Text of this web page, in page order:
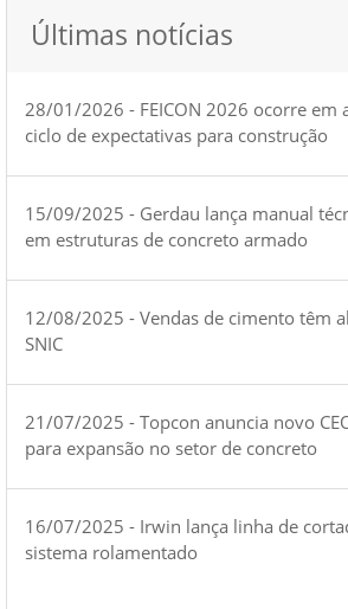
Últimas notícias
28/01/2026 - FEICON 2026 ocorre em
ciclo de expectativas para construção
15/09/2025 - Gerdau lança manual
em estruturas de concreto armado
12/08/2025 - Vendas de cimento têm
SNIC
21/07/2025 - Topcon anuncia novo
para expansão no setor de concreto
16/07/2025 - Irwin lança linha de
sistema rolamentado